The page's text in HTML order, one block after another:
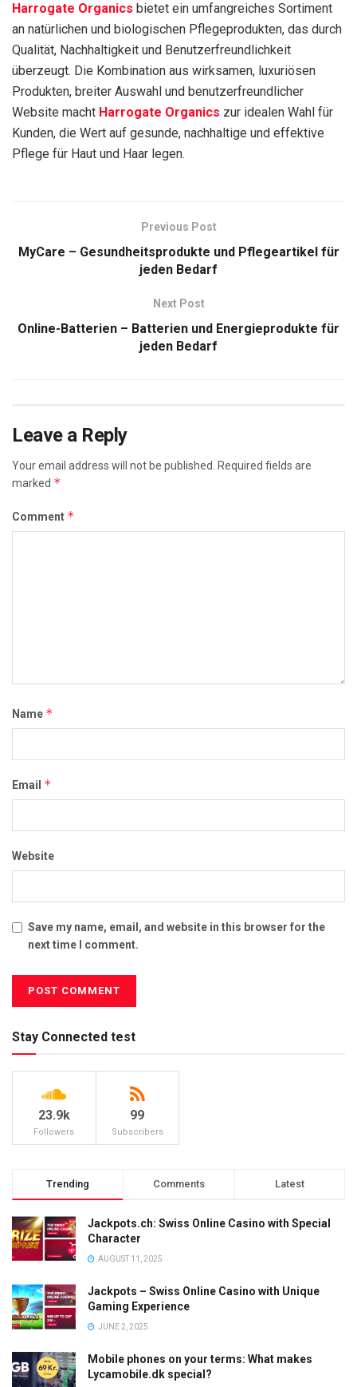
Harrogate Organics bietet ein umfangreiches Sortiment
an natürlichen und biologischen Pflegeprodukten, das durch
Qualität, Nachhaltigkeit und Benutzerfreundlichkeit
überzeugt. Die Kombination aus wirksamen, luxuriösen
Produkten, breiter Auswahl und benutzerfreundlicher
Website macht Harrogate Organics zur idealen Wahl für
Kunden, die Wert auf gesunde, nachhaltige und effektive
Pflege für Haut und Haar legen.
Previous Post
MyCare – Gesundheitsprodukte und Pflegeartikel für
jeden Bedarf
Next Post
Online-Batterien – Batterien und Energieprodukte für
jeden Bedarf
Leave a Reply
Your email address will not be published.
Required fields are
marked *
Comment *
Name *
Email *
Website
Save my name, email, and website in this browser for the
next time I comment.
Stay Connected test
23.9k
Followers
99
Subscribers
Trending Comments Latest
Jackpots.ch: Swiss Online Casino with Special
Character
AUGUST 11, 2025
Jackpots – Swiss Online Casino with Unique
Gaming Experience
JUNE 2, 2025
Mobile phones on your terms: What makes
Lycamobile.dk special?